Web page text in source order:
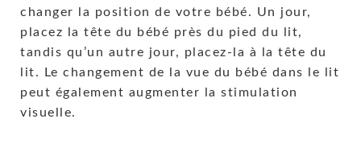
changer la position de votre bébé. Un jour,
placez la tête du bébé près du pied du lit,
tandis qu’un autre jour, placez-la à la tête du
lit. Le changement de la vue du bébé dans le lit
peut également augmenter la stimulation
visuelle.